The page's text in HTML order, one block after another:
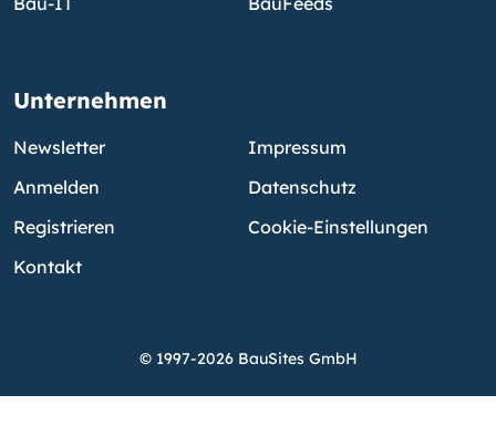
Unternehmen
Newsletter
Anmelden
Registrieren
Kontakt
Impressum
Datenschutz
Cookie-Einstellungen
© 1997-2026 BauSites GmbH